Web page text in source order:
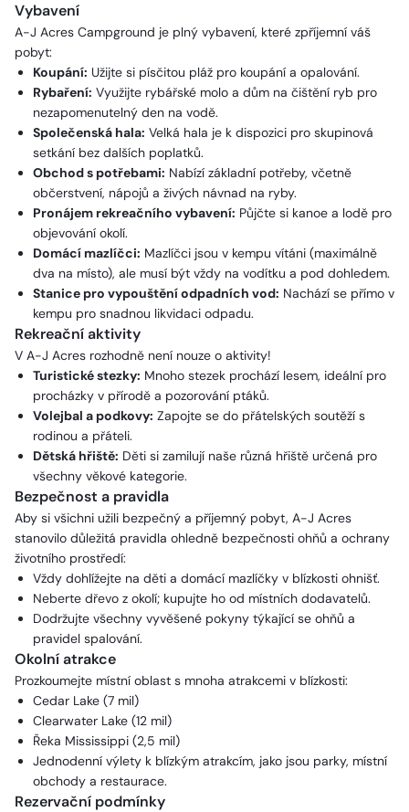
Vybavení
A-J Acres Campground je plný vybavení, které zpříjemní váš
pobyt:
Koupání: Užijte si písčitou pláž pro koupání a opalování.
Rybaření: Využijte rybářské molo a dům na čištění ryb pro
nezapomenutelný den na vodě.
Společenská hala: Velká hala je k dispozici pro skupinová
setkání bez dalších poplatků.
Obchod s potřebami: Nabízí základní potřeby, včetně
občerstvení, nápojů a živých návnad na ryby.
Pronájem rekreačního vybavení: Půjčte si kanoe a lodě pro
objevování okolí.
Domácí mazlíčci: Mazlíčci jsou v kempu vítáni (maximálně
dva na místo), ale musí být vždy na vodítku a pod dohledem.
Stanice pro vypouštění odpadních vod: Nachází se přímo v
kempu pro snadnou likvidaci odpadu.
Rekreační aktivity
V A-J Acres rozhodně není nouze o aktivity!
Turistické stezky: Mnoho stezek prochází lesem, ideální pro
procházky v přírodě a pozorování ptáků.
Volejbal a podkovy: Zapojte se do přátelských soutěží s
rodinou a přáteli.
Dětská hřiště: Děti si zamilují naše různá hřiště určená pro
všechny věkové kategorie.
Bezpečnost a pravidla
Aby si všichni užili bezpečný a příjemný pobyt, A-J Acres
stanovilo důležitá pravidla ohledně bezpečnosti ohňů a ochrany
životního prostředí:
Vždy dohlížejte na děti a domácí mazlíčky v blízkosti ohnišť.
Neberte dřevo z okolí; kupujte ho od místních dodavatelů.
Dodržujte všechny vyvěšené pokyny týkající se ohňů a
pravidel spalování.
Okolní atrakce
Prozkoumejte místní oblast s mnoha atrakcemi v blízkosti:
Cedar Lake (7 mil)
Clearwater Lake (12 mil)
Řeka Mississippi (2,5 mil)
Jednodenní výlety k blízkým atrakcím, jako jsou parky, místní
obchody a restaurace.
Rezervační podmínky